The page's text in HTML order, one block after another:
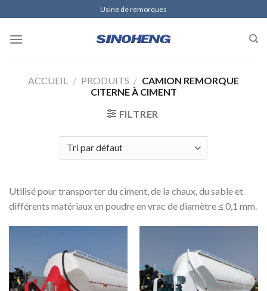
to
content
Usine de remorques
ACCUEIL / PRODUITS / CAMION REMORQUE
CITERNE À CIMENT
FILTRER
Utilisé pour transporter du ciment, de la chaux, du sable et
différents matériaux en poudre en vrac de diamètre ≤ 0,1 mm.